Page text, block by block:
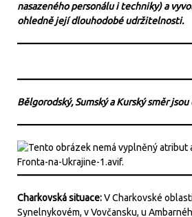
nasazeného personálu i techniky) a
ohledně její dlouhodobé udržitelnosti.
Bělgorodský, Sumský a Kurský směr
Charkovská situace:V Charkovské
Synelnykovém, v Vovčansku, u